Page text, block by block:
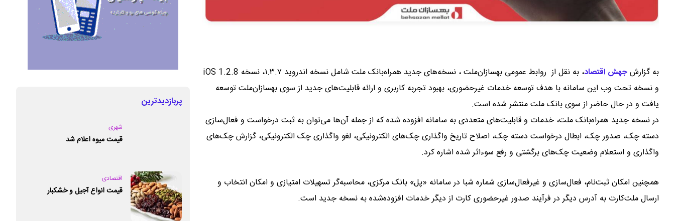
به گزارشجهش اقتصاد،
به نقل از روابط عمومی بهسازان‌ملت ، نسخه‌های جدید همراه‌بانک ملت شامل نسخه اندروید ۱.۳.۷، نسخه iOS 1.2.8
و نسخه تحت وب این سامانه با هدف توسعه خدمات غیرحضوری، بهبود تجربه کاربری و ارائه قابلیت‌های جدید از سوی بهسازان‌ملت توسعه
یافت و در حال حاضر از سوی بانک ملت منتشر شده است.
در نسخه جدید همراه‌بانک ملت، خدمات و قابلیت‌های متعددی به سامانه افزوده شده که از جمله آن‌ها می‌توان به ثبت درخواست و فعال‌سازی
دسته‌ چک، صدور چک، ابطال درخواست دسته ‌چک، اصلاح تاریخ واگذاری چک‌های الکترونیکی، لغو واگذاری چک الکترونیکی، گزارش چک‌های
واگذاری و استعلام وضعیت چک‌های برگشتی و رفع سوءاثر شده اشاره کرد.
همچنین امکان ثبت‌نام، فعال‌سازی و غیرفعال‌سازی شماره شبا در سامانه «پل» بانک مرکزی، محاسبه‌گر تسهیلات امتیازی و امکان انتخاب و
ارسال ملت‌کارت به آدرس دیگر در فرآیند صدور غیرحضوری کارت از دیگر خدمات افزوده‌شده به نسخه‌ جدید است.
پربازدیدترین
شهری
قیمت میوه اعلام شد
اقتصادی
قیمت انواع آجیل و خشکبار